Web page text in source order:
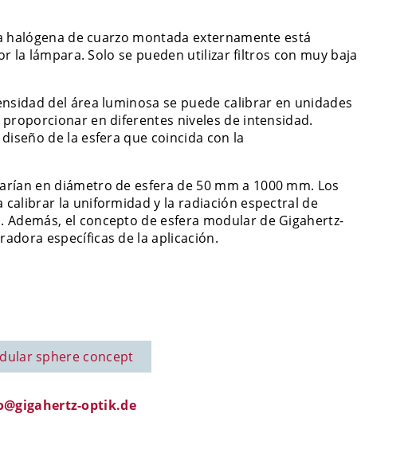
de cuarzo montada externamente está
lámpara. Solo se pueden utilizar filtros con muy baja
del área luminosa se puede calibrar en unidades
en diferentes niveles de intensidad.
de la esfera que coincida con la
en diámetro de esfera de 50 mm a 1000 mm. Los
calibrar la uniformidad y la radiación espectral de
el concepto de esfera modular de Gigahertz-
específicas de la aplicación.
sphere concept
optik.de